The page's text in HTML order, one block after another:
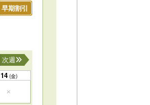
早期割引
次週
14 (金)